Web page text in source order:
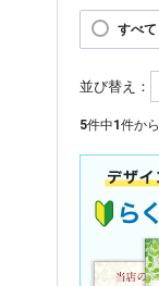
すべて
並び替え：
5件中1 件から